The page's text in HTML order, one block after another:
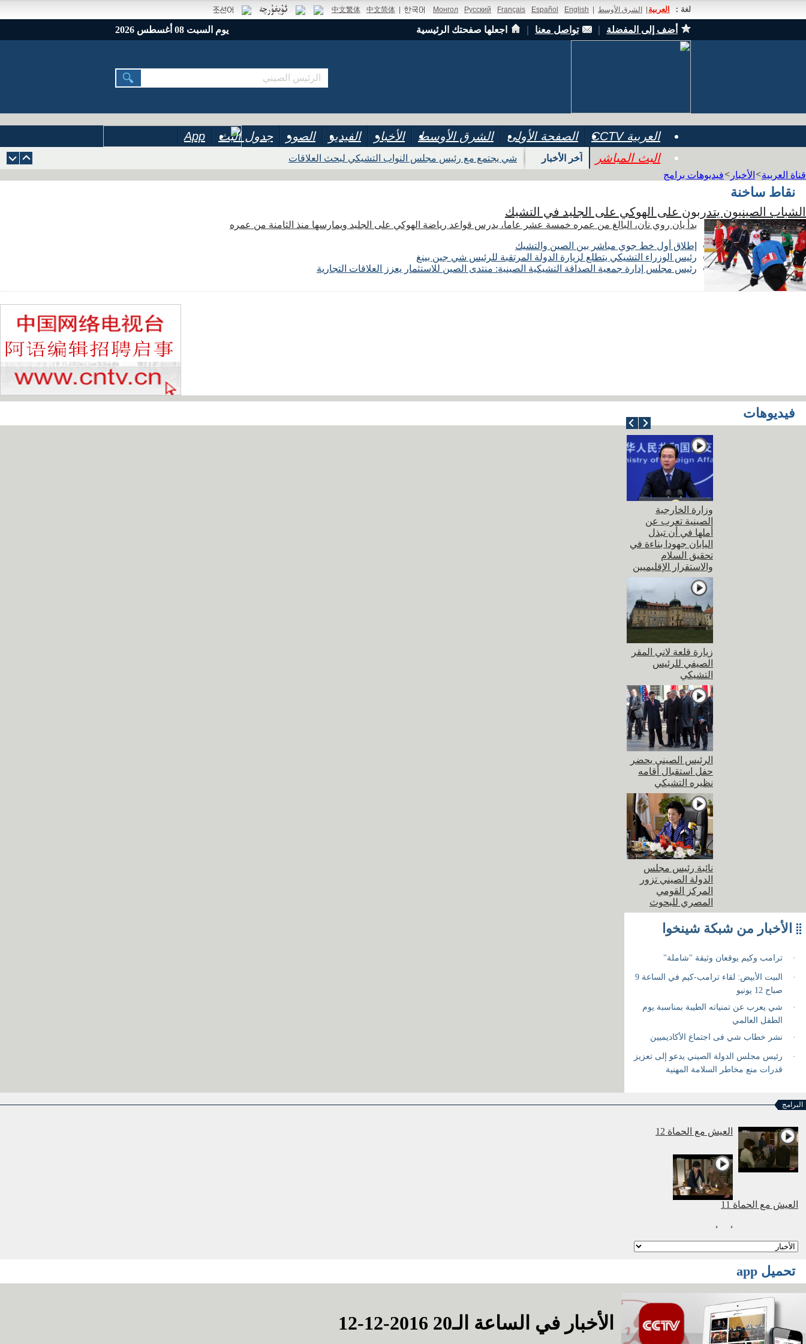
لغة： العربية الشرق الأوسط English
Español
Français
Русский
Монгол
中文简体
中文繁体
أضف إلى المفضلة تواصل معنا اجعلها صفحتك الرئيسية يوم السبت 08 أغسطس 2026
العربية CCTV الصفحة الأولى الشرق الأوسط الأخبار الفيديو الصور جدول البث
App
البث المباشر
آخر الأخبار
شي يجتمع مع رئيس مجلس النواب التشيكي لبحث العلاقات
قناة العربية> الأخبار >فيديوهات برامج
نقاط ساخنة
الشباب الصينيون يتدربون على الهوكي على الجليد في التشيك
بدأ يان روي نان، البالغ من عمره خمسة عشر عاما، يدرس قواعد رياضة الهوكي على الجليد ويمارسها منذ الثامنة من عمره
إطلاق أول خط جوي مباشر بين الصين والتشيك
رئيس الوزراء التشيكي يتطلع لزيارة الدولة المرتقبة للرئيس شي جين بينغ
رئيس مجلس إدارة جمعية الصداقة التشيكية الصينية: منتدى الصين للاستثمار يعزز العلاقات التجارية
فيديوهات
وزارة الخارجية
الصينية تعرب عن
أملها في أن تبذل
اليابان جهودا بناءة في
تحقيق السلام
والاستقرار الإقليميين
زيارة قلعة لاني المقر
الصيفي للرئيس
التشيكي
الرئيس الصيني يحضر
حفل استقبال أقامه
نظيره التشيكي
نائبة رئيس مجلس
الدولة الصيني تزور
المركز القومي
المصري للبحوث
البرامج
العيش مع الحماة 12
العيش مع الحماة 11
وأمي نتزوج معا 1
أفلام وثائقية: عصر
تحميل app
الأخبار في الساعة الـ20 2016-12-12